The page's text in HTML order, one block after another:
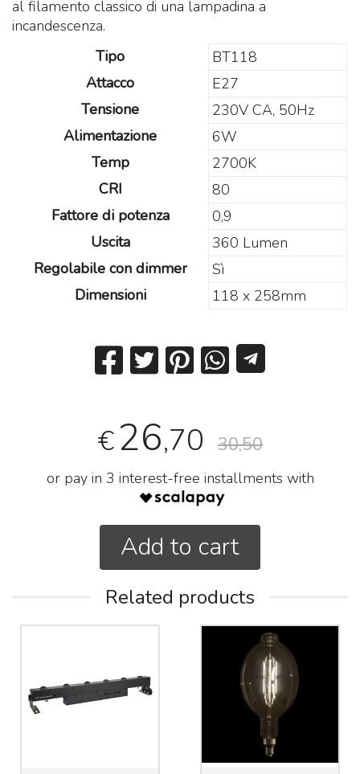
al filamento classico di una lampadina a
incandescenza.
Tipo
BT118
Attacco
E27
Tensione
230V CA, 50Hz
Alimentazione
6W
Temp
2700K
CRI
80
Fattore di potenza
0,9
Uscita
360 Lumen
Regolabile con dimmer
Sì
Dimensioni
118 x 258mm
€26,70 30,50
or pay in 3 interest-free installments with
Add to cart
Related products